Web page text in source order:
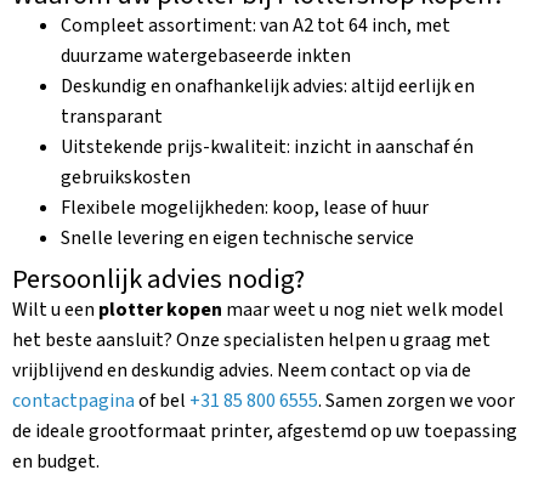
Compleet assortiment: van A2 tot 64 inch, met
duurzame watergebaseerde inkten
Deskundig en onafhankelijk advies: altijd eerlijk en
transparant
Uitstekende prijs-kwaliteit: inzicht in aanschaf én
gebruikskosten
Flexibele mogelijkheden: koop, lease of huur
Snelle levering en eigen technische service
Persoonlijk advies nodig?
Wilt u een plotter kopen maar weet u nog niet welk model
het beste aansluit? Onze specialisten helpen u graag met
vrijblijvend en deskundig advies. Neem contact op via de
contactpaginaof bel +31 85 800 6555. Samen zorgen we voor
de ideale grootformaat printer, afgestemd op uw toepassing
en budget.